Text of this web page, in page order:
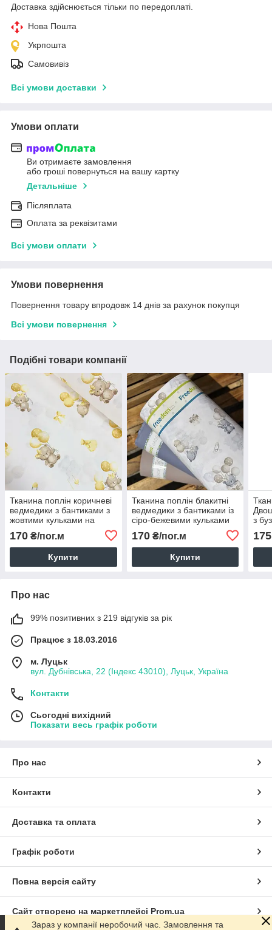
Доставка здійснюється тільки по передоплаті.
Нова Пошта
Укрпошта
Самовивіз
Всі умови доставки
Умови оплати
Ви отримаєте замовлення
або гроші повернуться на вашу картку
Детальніше
Післяплата
Оплата за реквізитами
Всі умови оплати
Умови повернення
Повернення товару впродовж 14 днів за рахунок покупця
Всі умови повернення
Подібні товари компанії
Тканина поплін коричневі
ведмедики з бантиками з
жовтими кульками на
білому (ТУРЦІЯ шир. 2,4
м) (R-FR-0867)
170 ₴/пог.м
Купити
Тканина поплін блакитні
ведмедики з бантиками із
сіро-бежевими кульками
на білому (ТУРЦІЯ шир.
2,4 м) (R-FR-0865)
170₴/пог.м
Купити
з
175
Про нас
99% позитивних з 219 відгуків за рік
Працює з 18.03.2016
м. Луцьк
вул. Дубнівська, 22 (Індекс 43010), Луцьк, Україна
Контакти
Сьогодні вихідний
Показати весь графік роботи
Про нас
Контакти
Доставка та оплата
Графік роботи
Повна версія сайту
Сайт створено на маркетплейсі Prom.ua
Зараз у компанії неробочий час. Замовлення та